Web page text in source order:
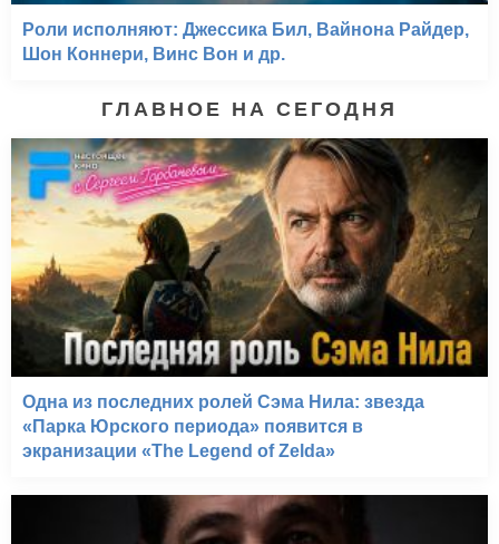
Роли исполняют: Джессика Бил, Вайнона Райдер,
Шон Коннери, Винс Вон и др.
ГЛАВНОЕ НА СЕГОДНЯ
Одна из последних ролей Сэма Нила: звезда
«Парка Юрского периода» появится в
экранизации «The Legend of Zelda»